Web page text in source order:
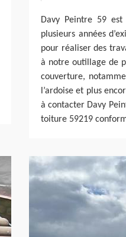
Davy Peintre 59
plusieurs années
pour réaliser des
à notre outillage de
couverture,
l’ardoise et plus
à contacter Davy
toiture 59219